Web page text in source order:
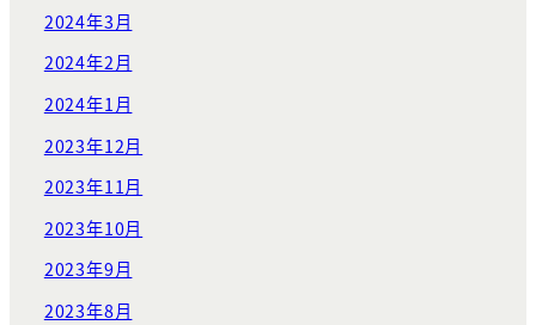
2024年3月
2024年2月
2024年1月
2023年12月
2023年11月
2023年10月
2023年9月
2023年8月